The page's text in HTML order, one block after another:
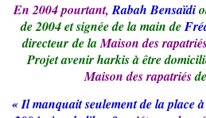
En 2004 pourtant,Rabah Bensaïdi
de 2004 et signée de la main de
directeur de laMaison des
Projet avenir harkis à être
Maison des rapatriés
« Il manquait seulement de la place